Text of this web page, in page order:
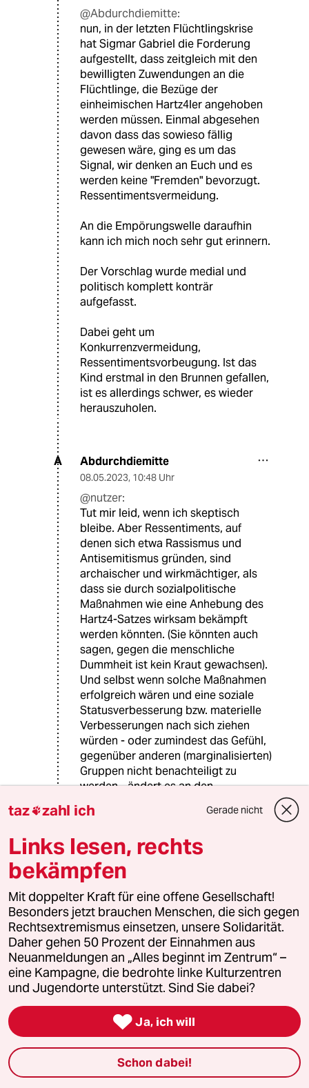
@Abdurchdiemitte:
nun, in der letzten Flüchtlingskrise
hat Sigmar Gabriel die Forderung
aufgestellt, dass zeitgleich mit den
bewilligten Zuwendungen an die
Flüchtlinge, die Bezüge der
einheimischen Hartz4ler angehoben
werden müssen. Einmal abgesehen
davon dass das sowieso fällig
gewesen wäre, ging es um das
Signal, wir denken an Euch und es
werden keine "Fremden" bevorzugt.
Ressentimentsvermeidung.
An die Empörungswelle daraufhin
kann ich mich noch sehr gut erinnern.
Der Vorschlag wurde medial und
politisch komplett konträr
aufgefasst.
Dabei geht um
Konkurrenzvermeidung,
Ressentimentsvorbeugung. Ist das
Kind erstmal in den Brunnen gefallen,
ist es allerdings schwer, es wieder
herauszuholen.
A Abdurchdiemitte
08.05.2023, 10:48 Uhr
@nutzer:
Tut mir leid, wenn ich skeptisch
bleibe. Aber Ressentiments, auf
denen sich etwa Rassismus und
Antisemitismus gründen, sind
archaischer und wirkmächtiger, als
dass sie durch sozialpolitische
Maßnahmen wie eine Anhebung des
Hartz4-Satzes wirksam bekämpft
werden könnten. (Sie könnten auch
sagen, gegen die menschliche
Dummheit ist kein Kraut gewachsen).
Und selbst wenn solche Maßnahmen
erfolgreich wären und eine soziale
Statusverbesserung bzw. materielle
Verbesserungen nach sich ziehen
würden - oder zumindest das Gefühl,
gegenüber anderen (marginalisierten)
Gruppen nicht benachteiligt zu
werden - ändert es an den
denn sie sind keine Frage der
Bevölkerungsgruppe oder des
Wohlstands einer Gesellschaft.
Wohl aber wird die Ablehnung von
oder der Hass auf bestimmte
Gruppen politisch instrumentalisiert,
um etwa die Schuld an einer Misere
einer Minderheit anzulasten und so
zugleich die jeweiligen
Herrschaftsverhälnisse zu
aus der Geschichte des
Antisemitismus in Europa allzu
bekannt ist.
taz zahl ich Gerade nicht
Links lesen, rechts
bekämpfen
Mit doppelter Kraft für eine offene Gesellschaft!
Besonders jetzt brauchen Menschen, die sich gegen
Rechtsextremismus einsetzen, unsere Solidarität.
Daher gehen 50 Prozent der Einnahmen aus
Neuanmeldungen an „Alles beginnt im Zentrum“ –
eine Kampagne, die bedrohte linke Kulturzentren
und Jugendorte unterstützt. Sind Sie dabei?
 Ja, ich will
Schon dabei!